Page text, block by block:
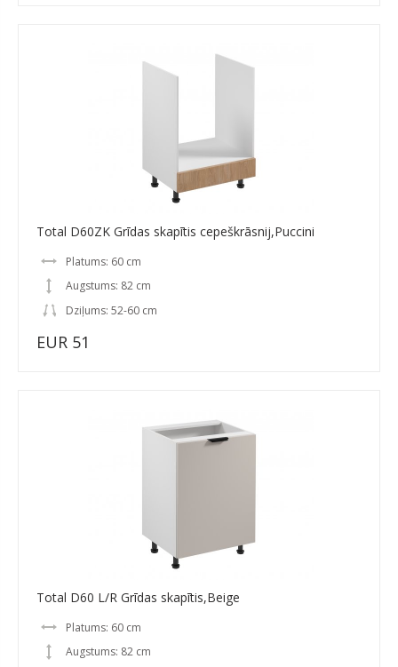
Total D60ZK Grīdas skapītis cepeškrāsnij,Puccini
Platums: 60 cm
Augstums: 82 cm
Dziļums: 52-60 cm
EUR 51
Total D60 L/R Grīdas skapītis,Beige
Platums: 60 cm
Augstums: 82 cm